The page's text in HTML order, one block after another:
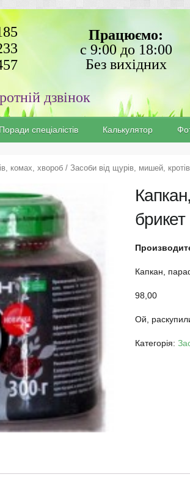
Працюємо:
с 9:00 до 18:00
Без вихідних
дзвінок
Поради спеціалістів Калькулятор
комах, хвороб/ Засоби від щурів, мишей,
брикет
Капкан,
98,00
Ой,
Категорія: